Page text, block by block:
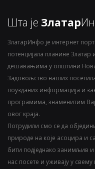
Шта је Златар
ЗлатарИнфо је интернет
потенцијала планине
дешавањима у општини
Задовољство наших
поузданих информација и
програмима, знаменитим
овог краја.
Потрудили смо се да
природе на које асоцира и
бити подједнако занимљив
нас посете и уживају у